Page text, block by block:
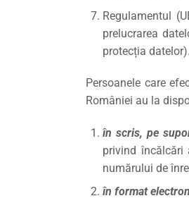
Regulamentul
prelucrarea
protecția datelor).
Persoanele care
României au la
în scris, pe
privind încălcări
numărului de
în format